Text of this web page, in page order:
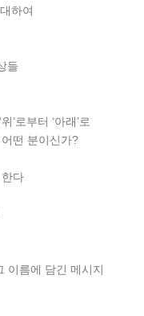
하여
들
’로부터 ‘아래’로
떤 분이신가?
다
이름에 담긴 메시지